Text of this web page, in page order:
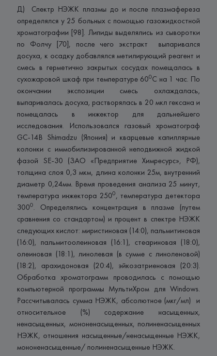
Д) Спектр НЭЖК плазмы до и после плазмафереза
определялся у 25 больных с помощью газожидкостной
хроматографии [98]. Липиды выделялись из сыворотки
по Фолчу [70], после чего экстракт выпаривался
досуха, к осадку добавлялся метилирующий реагент и
смесь в герметично закрытых сосудах помещалась в
сухожаровой шкаф при температуре 600С на 1 час. По
окончании экспозиции смесь охлаждалась,
выпаривалась досуха, растворялась в 20 мкл гексана и
помещалась в инжектор для дальнейшего
исследования. Использовался газовый хроматограф
GC-14В Shimadzu (Япония) и кварцевые капиллярные
колонки с иммобилизированной неподвижной жидкой
фазой SЕ-30 (ЗАО «Предприятие Химресурс», РФ),
толщина слоя 0,3 мкм, длина колонки 25м, внутренний
диаметр 0,24мм. Время проведения анализа 25 минут,
температура инжектора 2500, температура детектора
3000. Определялись концентрация в плазме (путем
сравнения со стандартом) и процент в спектре НЭЖК
следующих кислот: миристиновая (14:0), пальмитиновая
(16:0), пальмитоолеиновая (16:1), стеариновая (18:0),
олеиновая (18:1), линолевая (в сумме с линоленовой)
(18:2), арахидоновая (20:4), эйкозатриеновая (20:3).
Обработка хроматограмм проводилась с помощью
компьютерной программы МультиХром для Windоws.
Рассчитывалась сумма НЭЖК, абсолютное (мкг/мл) и
относительное (%) содержание насыщенных,
ненасыщенных, мононенасыщенных, полиненасыщенных
НЭЖК, отношения насыщенные/ненасыщенные НЭЖК,
мононенасыщенные/ полиненасыщенные НЭЖК.